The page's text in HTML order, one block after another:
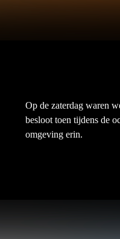
Op de zaterdag waren
besloot toen tijdens de
omgeving erin.